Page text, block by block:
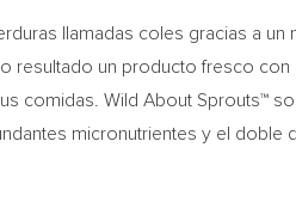
llamadas coles gracias a un
resultado un producto fresco con
comidas. Wild About Sprouts™
micronutrientes y el doble